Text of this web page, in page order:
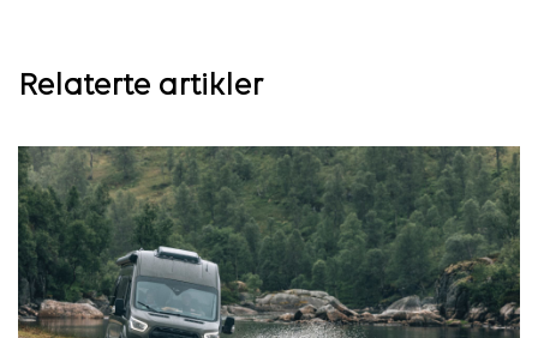
Relaterte artikler